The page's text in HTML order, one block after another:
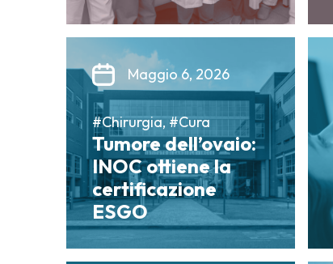
Maggio 6, 2026
#Chirurgia, #Cura
Tumore dell’ovaio:
INOC ottiene la
certificazione
ESGO